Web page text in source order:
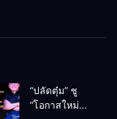
“ปลัดตุ๋ม” ชู
“โอกาสใหม่”